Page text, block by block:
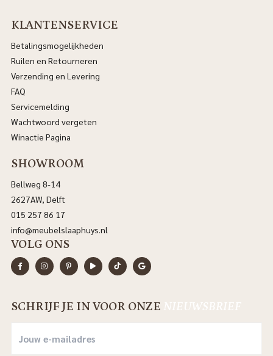
KLANTENSERVICE
Betalingsmogelijkheden
Ruilen en Retourneren
Verzending en Levering
FAQ
Servicemelding
Wachtwoord vergeten
Winactie Pagina
SHOWROOM
Bellweg 8-14
2627AW, Delft
015 257 86 17
info@meubelslaaphuys.nl
VOLG ONS
SCHRIJF JE IN VOOR ONZE NIEUWSBRIEF